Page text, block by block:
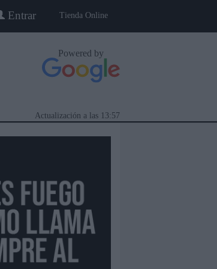
Tienda Online
Entrar
Powered by
13:57
Actualización a las
Gente Especiales